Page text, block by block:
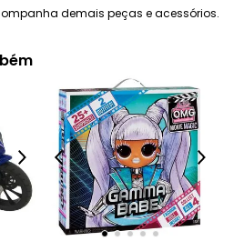
demais peças e acessórios.